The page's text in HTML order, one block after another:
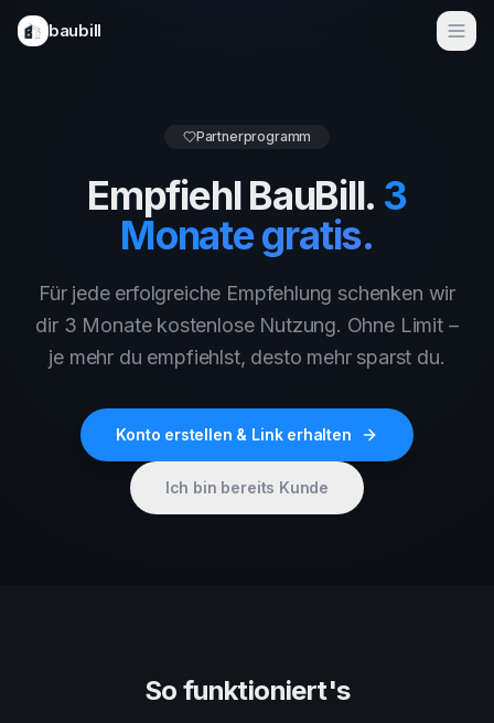
baubill
Bausoftware
Für Bauunternehmen
Für Ingenieurbüros
Demo buchen
Partnerprogramm
Empfiehl BauBill. 3
Monate gratis.
Für jede erfolgreiche Empfehlung schenken wir
dir 3 Monate kostenlose Nutzung. Ohne Limit –
je mehr du empfiehlst, desto mehr sparst du.
Konto erstellen & Link erhalten
Ich bin bereits Kunde
So funktioniert's